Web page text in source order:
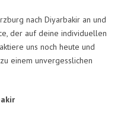
nach Diyarbakir an und
der auf deine individuellen
uns noch heute und
einem unvergesslichen